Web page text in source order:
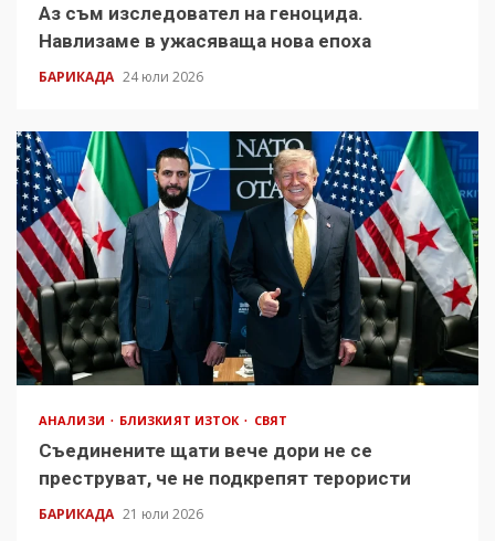
Аз съм изследовател на геноцида.
Навлизаме в ужасяваща нова епоха
БАРИКАДА 24 юли 2026
АНАЛИЗИ БЛИЗКИЯТ ИЗТОК СВЯТ
Съединените щати вече дори не се
преструват, че не подкрепят терористи
БАРИКАДА 21 юли 2026